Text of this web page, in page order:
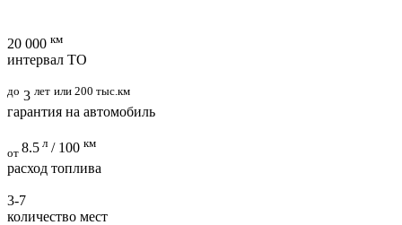
20 000 км
интервал ТО
до 3 лет или 200 тыс.км
гарантия на автомобиль
от 8.5 л / 100 км
расход топлива
3-7
количество мест